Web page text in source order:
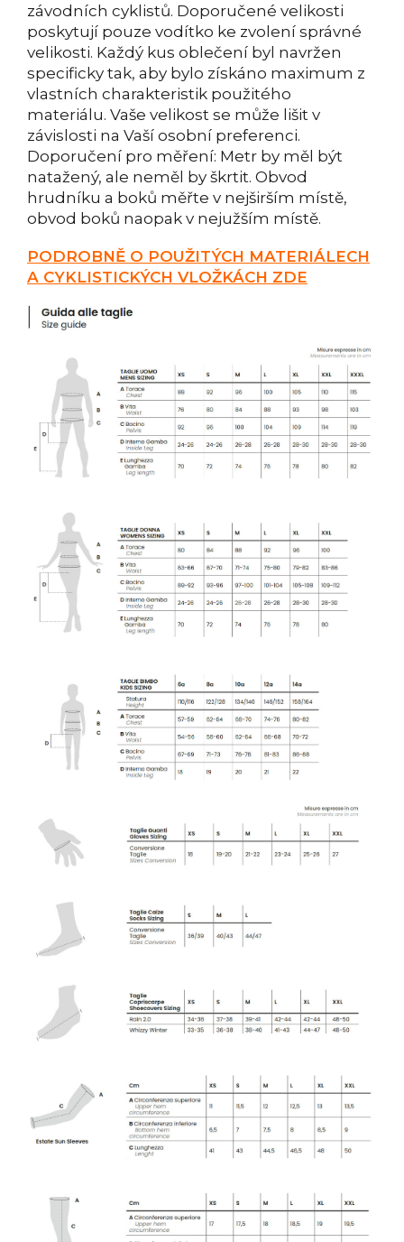
závodních cyklistů. Doporučené velikosti
poskytují pouze vodítko ke zvolení správné
velikosti. Každý kus oblečení byl navržen
specificky tak, aby bylo získáno maximum z
vlastních charakteristik použitého
materiálu. Vaše velikost se může lišit v
závislosti na Vaší osobní preferenci.
Doporučení pro měření: Metr by měl být
natažený, ale neměl by škrtit. Obvod
hrudníku a boků měřte v nejširším místě,
obvod boků naopak v nejužším místě.
PODROBNĚ O POUŽITÝCH MATERIÁLECH
A CYKLISTICKÝCH VLOŽKÁCH ZDE